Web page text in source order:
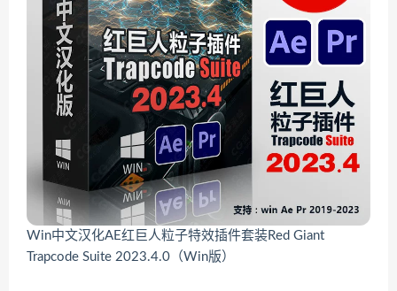
Win中文汉化AE红巨人粒子特效插件套装Red Giant
Trapcode Suite 2023.4.0（Win版）